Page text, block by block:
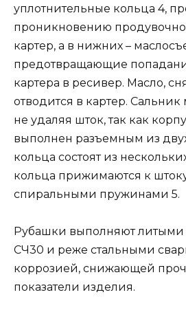
уплотнительные кольца 4,
проникновению
картер, а в нижних –
пре­дотвращающие
картера в ресивер. Масло,
отводится в картер.
не удаляя шток, так как
выполнен разъемным из
кольца состоят из
кольца прижимаются к
спиральными пружина­ми 5.
Рубашки выполняют литыми
СЧ30 и реже стальными
коррозией, снижающей
показатели изделия.